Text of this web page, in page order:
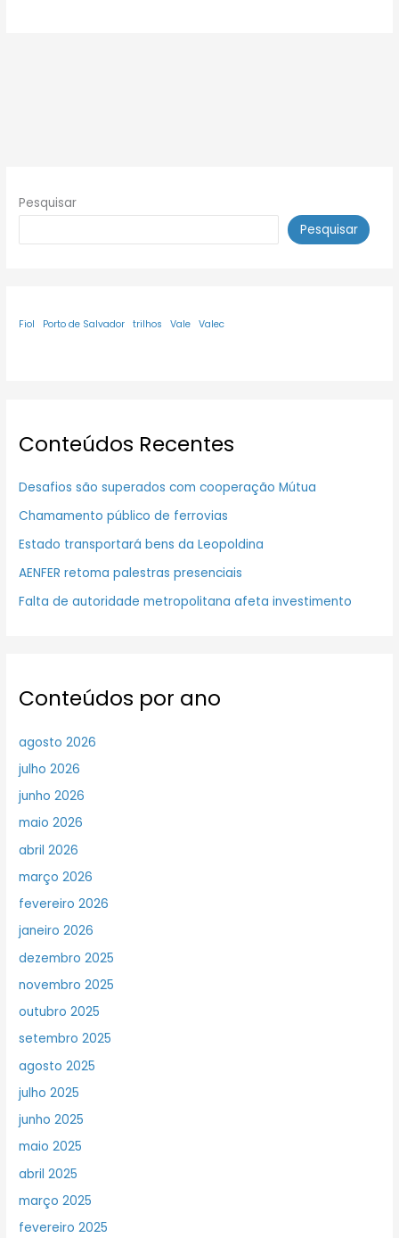
Pesquisar
Pesquisar
Fiol Porto de Salvador trilhos Vale Valec
Conteúdos Recentes
Desafios são superados com cooperação Mútua
Chamamento público de ferrovias
Estado transportará bens da Leopoldina
AENFER retoma palestras presenciais
Falta de autoridade metropolitana afeta investimento
Conteúdos por ano
agosto 2026
julho 2026
junho 2026
maio 2026
abril 2026
março 2026
fevereiro 2026
janeiro 2026
dezembro 2025
novembro 2025
outubro 2025
setembro 2025
agosto 2025
julho 2025
junho 2025
maio 2025
abril 2025
março 2025
fevereiro 2025